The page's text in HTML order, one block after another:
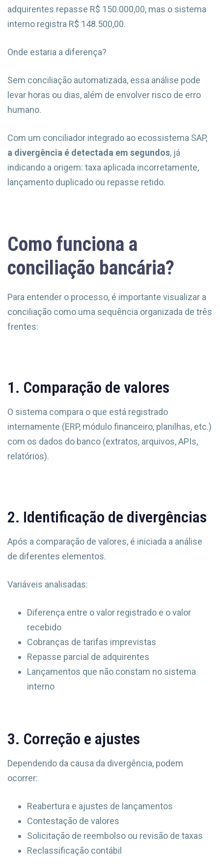
adquirentes repasse R$ 150.000,00, mas o sistema
interno registra R$ 148.500,00.
Onde estaria a diferença?
Sem conciliação automatizada, essa análise pode
levar horas ou dias, além de envolver risco de erro
humano.
Com um conciliador integrado ao ecossistema SAP,
a divergência é detectada em segundos, já
indicando a origem: taxa aplicada incorretamente,
lançamento duplicado ou repasse retido.
Como funciona a
conciliação bancária?
Para entender o processo, é importante visualizar a
conciliação como uma sequência organizada de três
frentes:
1. Comparação de valores
O sistema compara o que está registrado
internamente (ERP, módulo financeiro, planilhas, etc.)
com os dados do banco (extratos, arquivos, APIs,
relatórios).
2. Identificação de divergências
Após a comparação de valores, é iniciada a análise
de diferentes elementos.
Variáveis analisadas:
Diferença entre o valor registrado e o valor
recebido
Cobranças de tarifas imprevistas
Repasse parcial de adquirentes
Lançamentos que não constam no sistema
interno
3. Correção e ajustes
Dependendo da causa da divergência, podem
ocorrer:
Reabertura e ajustes de lançamentos
Contestação de valores
Solicitação de reembolso ou revisão de taxas
Reclassificação contábil